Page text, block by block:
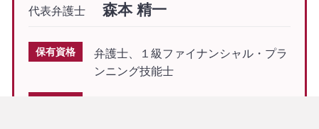
代表弁護士
森本 精一
保有資格
弁護士、１級ファイナンシャル・プラ
ンニング技能士